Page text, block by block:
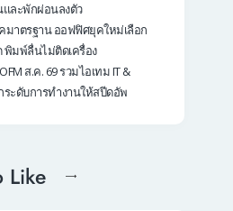
และพักผ่อนลงตัว
คมาตรฐาน ออฟฟิศยุคใหม่เลือก
พิมพ์ลื่นไม่ติดเครื่อง
ส.ค. 69 รวมไอเทม IT &
ะดับการทำงานให้สปีดอัพ
Like